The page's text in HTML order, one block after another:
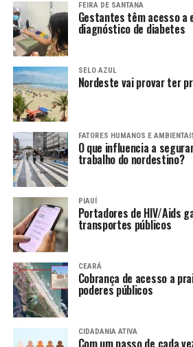
FEIRA DE SANTANA
Gestantes têm acesso a
diagnóstico de diabetes
SELO AZUL
Nordeste vai provar ter
FATORES HUMANOS E
O que influencia a
trabalho do nordestino?
PIAUÍ
Portadores de HIV/Aids
transportes públicos
CEARÁ
Cobrança de acesso a
poderes públicos
CIDADANIA ATIVA